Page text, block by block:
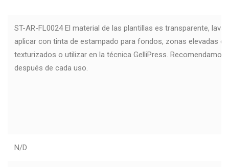
ST-AR-FL0024 El material de las plantillas es transparente,
aplicar con tinta de estampado para fondos, zonas elevadas
texturizados o utilizar en la técnica GelliPress. Recomendamos
después de cada uso.
N/D